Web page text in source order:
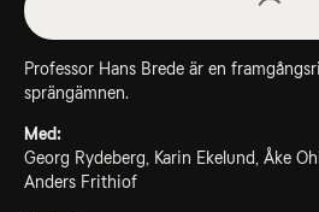
Professor Hans Brede är en
sprängämnen.
Med:
Georg Rydeberg, Karin Ekelund, Åke
Anders Frithiof